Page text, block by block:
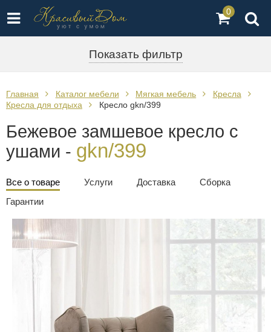
0
Показать фильтр
Главная Каталог мебели Мягкая мебель
Кресла
Кресла для отдыха
Кресло gkn/399
Бежевое замшевое кресло с
ушами - gkn/399
Все о товаре Услуги Доставка
Сборка
Гарантии